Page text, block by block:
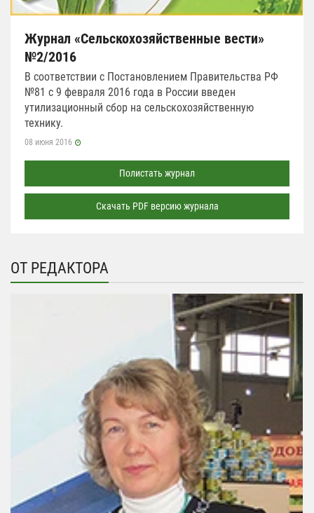
Журнал «Сельскохозяйственные вести»
№2/2016
В соответствии с Постановлением Правительства РФ
№81 с 9 февраля 2016 года в России введен
утилизационный сбор на сельскохозяйственную
технику.
08 июня 2016
Полистать журнал
Скачать PDF версию журнала
ОТ РЕДАКТОРА